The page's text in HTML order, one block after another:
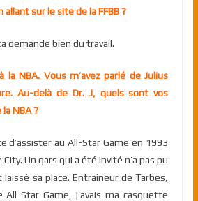
sur le site de la FFBB ?
demande bien du travail.
la NBA. Vous m’avez parlé de Julius
Au-delà de Dr. J, quels sont vos
NBA ?
d’assister au All-Star Game en 1993
City. Un gars qui a été invité n’a pas pu
laissé sa place. Entraineur de Tarbes,
All-Star Game, j’avais ma casquette